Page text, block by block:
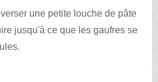
une petite louche de pâte
jusqu'à ce que les gaufres se